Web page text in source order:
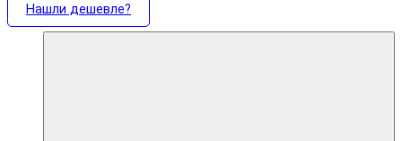
Нашли дешевле?